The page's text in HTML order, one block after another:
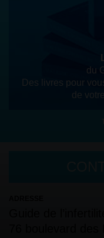
du
Des livres pour
de